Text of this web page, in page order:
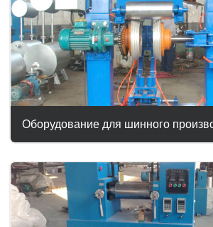
Оборудование для шинного